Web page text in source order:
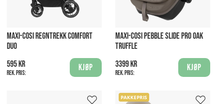
MAXI-COSI REGNTREKK COMFORT
DUO
595 kr
Rek. pris:
Kjøp
MAXI-COSI PEBBLE SLIDE PRO OAK
TRUFFLE
3399 kr
Rek. pris:
Kjøp
PAKKEPRIS